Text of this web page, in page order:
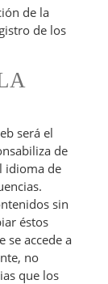
de la
de los
será el
de
idioma de
sin
éstos
se accede a
no
que los